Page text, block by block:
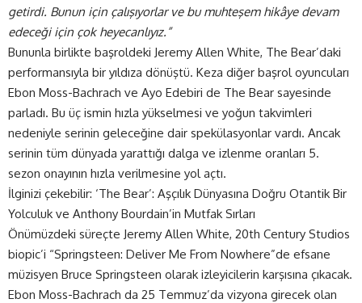
getirdi. Bunun için çalışıyorlar ve bu muhteşem hikâye devam
edeceği için çok heyecanlıyız.”
Bununla birlikte başroldeki Jeremy Allen White, The Bear’daki
performansıyla bir yıldıza dönüştü. Keza diğer başrol oyuncuları
Ebon Moss-Bachrach ve Ayo Edebiri de The Bear sayesinde
parladı. Bu üç ismin hızla yükselmesi ve yoğun takvimleri
nedeniyle serinin geleceğine dair spekülasyonlar vardı. Ancak
serinin tüm dünyada yarattığı dalga ve izlenme oranları 5.
sezon onayının hızla verilmesine yol açtı.
İlginizi çekebilir: ‘The Bear’: Aşçılık Dünyasına Doğru Otantik Bir
Yolculuk ve Anthony Bourdain’in Mutfak Sırları
Önümüzdeki süreçte Jeremy Allen White, 20th Century Studios
biopic’i “Springsteen: Deliver Me From Nowhere”de efsane
müzisyen Bruce Springsteen olarak izleyicilerin karşısına çıkacak.
Ebon Moss-Bachrach da 25 Temmuz’da vizyona girecek olan